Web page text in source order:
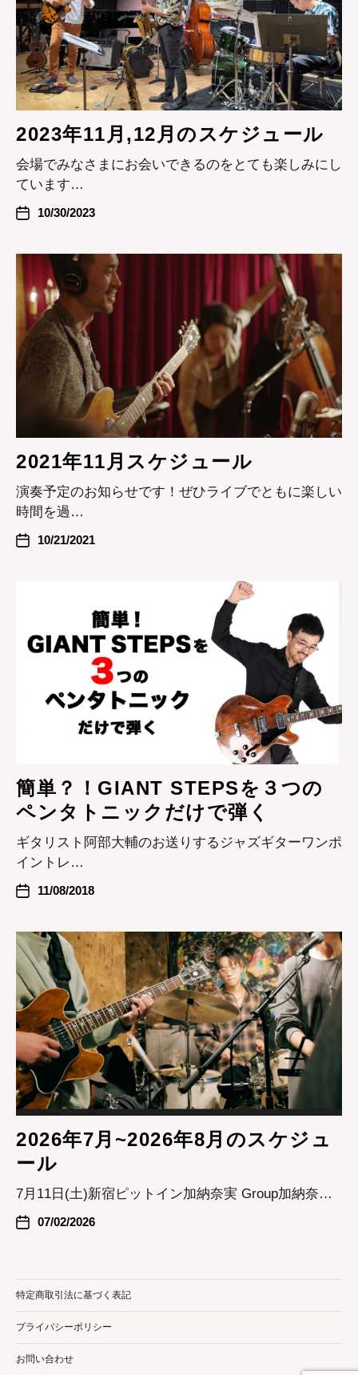
2023年11月,12月のスケジュール
会場でみなさまにお会いできるのをとても楽しみにし
ています…
10/30/2023
2021年11月スケジュール
演奏予定のお知らせです！ぜひライブでともに楽しい
時間を過…
10/21/2021
簡単？！GIANT STEPSを３つの
ペンタトニックだけで弾く
ギタリスト阿部大輔のお送りするジャズギターワンポ
イントレ…
11/08/2018
2026年7月~2026年8月のスケジュ
ール
7月11日(土)新宿ピットイン加納奈実 Group加納奈…
07/02/2026
特定商取引法に基づく表記
プライバシーポリシー
お問い合わせ